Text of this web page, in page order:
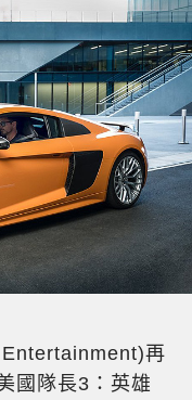
Entertainment)再
國隊長3：英雄